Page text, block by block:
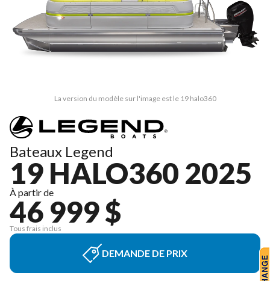
La version du modèle sur l'image est le 19 halo360
Bateaux Legend
19 HALO360 2025
À partir de
46 999 $
Tous frais inclus
DEMANDE DE PRIX